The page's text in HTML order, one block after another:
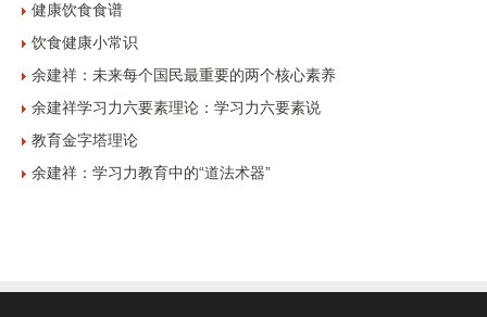
健康饮食食谱
饮食健康小常识
余建祥：未来每个国民最重要的两个核心素养
余建祥学习力六要素理论：学习力六要素说
教育金字塔理论
余建祥：学习力教育中的“道法术器”